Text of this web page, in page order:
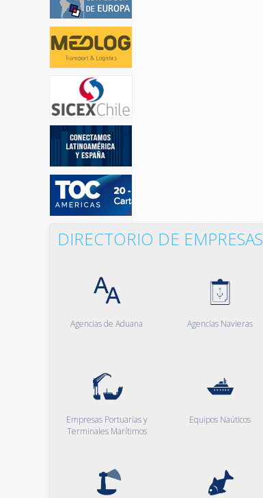
DIRECTORIO DE EMPRESAS
Agencias de Aduana Agencias Navieras
Empresas Portuarias y
Terminales Marítimos
Equipos Naúticos